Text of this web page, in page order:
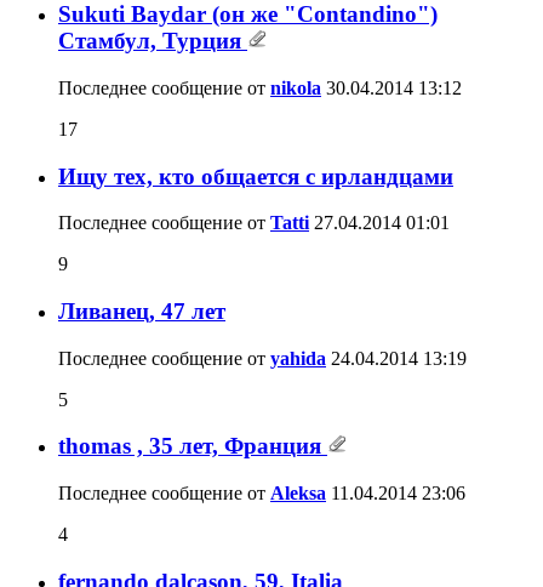
Sukuti Baydar (он же "Contandino")
Стамбул, Турция
Последнее сообщение от nikola 30.04.2014 13:12
17
Ищу тех, кто общается с ирландцами
Последнее сообщение от Tatti 27.04.2014 01:01
9
Ливанец, 47 лет
Последнее сообщение от yahida 24.04.2014 13:19
5
thomas , 35 лет, Франция
Последнее сообщение от Aleksa 11.04.2014 23:06
4
fernando dalcason, 59, Italia